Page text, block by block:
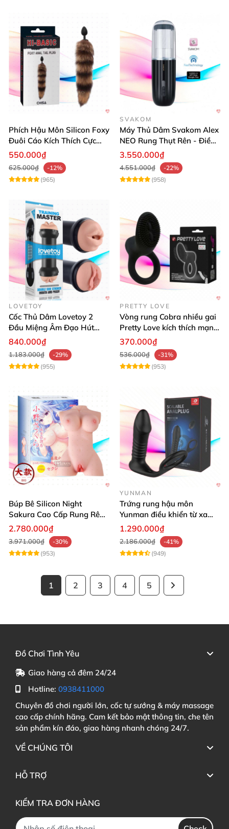
Phích Hậu Môn Silicon Foxy
Đuôi Cáo Kích Thích Cực
Đỉnh
550.000₫
625.000₫
-12%
(965)
SVAKOM
Máy Thủ Dâm Svakom Alex
NEO Rung Thụt Rên - Điều
Khiển App, Siêu Phê
3.550.000₫
4.551.000₫
-22%
(958)
LOVETOY
Cốc Thủ Dâm Lovetoy 2
Đầu Miệng Âm Đạo Hút
Thăng Hoa
840.000₫
1.183.000₫
-29%
(955)
PRETTY LOVE
Vòng rung Cobra nhiều gai
Pretty Love kích thích mạnh
tăng khoái cảm
370.000₫
536.000₫
-31%
(953)
Búp Bê Silicon Night
Sakura Cao Cấp Rung Rên
Thực Tế
2.780.000₫
3.971.000₫
-30%
(953)
YUNMAN
Trứng rung hậu môn
Yunman điều khiển từ xa
quai đeo kích thích
1.290.000₫
2.186.000₫
-41%
(949)
1 2 3 4 5
Đồ Chơi Tình Yêu
Giao hàng cả đêm 24/24
Hotline: 0938411000
Chuyên đồ chơi người lớn, cốc tự sướng & máy massage
cao cấp chính hãng. Cam kết bảo mật thông tin, che tên
sản phẩm kín đáo, giao hàng nhanh chóng 24/7.
VỀ CHÚNG TÔI
HỖ TRỢ
KIỂM TRA ĐƠN HÀNG